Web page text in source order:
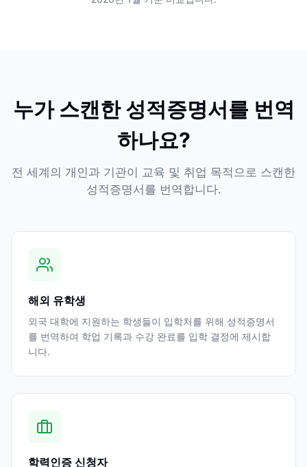
누가 스캔한 성적증명서를 번역
하나요?
전 세계의 개인과 기관이 교육 및 취업 목적으로 스캔한
성적증명서를 번역합니다.
해외 유학생
외국 대학에 지원하는 학생들이 입학처를 위해 성적증명서
를 번역하여 학업 기록과 수강 완료를 입학 결정에 제시합
니다.
학력인증 신청자